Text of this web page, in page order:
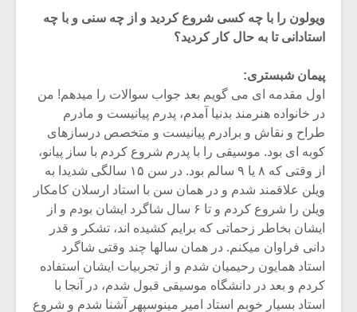
ویولون را با چه کسی شروع کردید و از چه سنی و با چه
استادانی تا به حال کار کردید؟
پیمان شبستری:
اول مقدمه ای می گویم بعد جواب سوالات را میدهم! من
در خانواده هنرمند بدنیا آمدم، پدرم پیانیست و مادرم
طراح و نقاش و برادرم پیانیست و متخصص درسازهای
کوبه ای بود. موسیقی را با پدرم شروع کردم با ساز پیانو،
از وقتی که ۸ یا ۹ سالم بود. در سن ۱۵ سالگی شدیدا به
ویلن علاقمند شدم و در همان سن با استاد ارسلان کامکار
ویلن را شروع کردم و تا ۶ سال شاگرد ایشان بودم و از
ایشان بخاطر زحماتی که برایم کشیده اند، تشکر و قدر
دانی فراوان میکنم. در همان سالها چند وقتی شاگرد
استاد همایون رحیمیان شدم و از تجربیات ایشان استفاده
کردم و بعد در دانشگاه موسیقی قبول شدم، در آنجا با
استاد بسیار خوبم استاد امیر مینوسپهر آشنا شدم و شروع